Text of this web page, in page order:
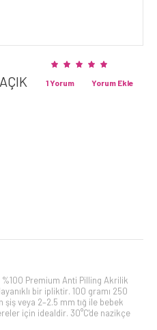
Yorum Ekle
1 Yorum
%100 Premium Anti Pilling Akrilik
bir ipliktir. 100 gramı 250
veya 2–2.5 mm tığ ile bebek
için idealdir. 30°C'de nazikçe